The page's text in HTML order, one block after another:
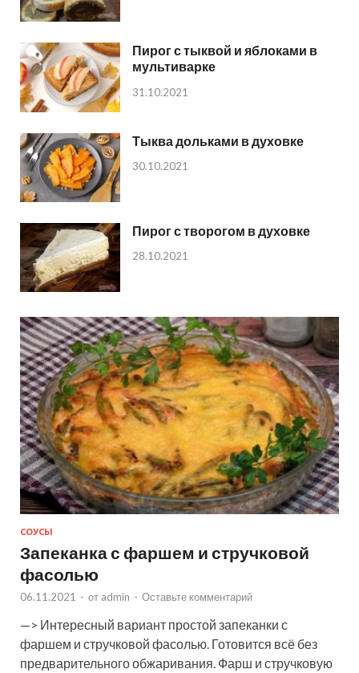
Пирог с тыквой и яблоками в
мультиварке
31.10.2021
Тыква дольками в духовке
30.10.2021
Пирог с творогом в духовке
28.10.2021
СОУСЫ
Запеканка с фаршем и стручковой
фасолью
06.11.2021 - от admin - Оставьте комментарий
—> Интересный вариант простой запеканки с
фаршем и стручковой фасолью. Готовится всё без
предварительного обжаривания. Фарш и стручковую